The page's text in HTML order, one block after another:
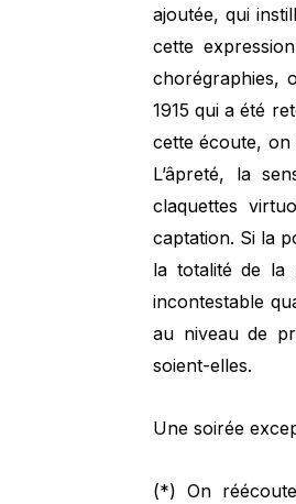
ajoutée, qui
cette
chorégraphies,
1915 qui a été
cette écoute, on
L’âpreté, la
claquettes
captation. Si la
la totalité de la
incontestable
au niveau de
soient-elles.
Une soirée
(*) On